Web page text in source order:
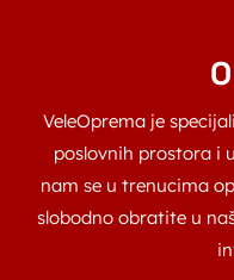
VeleOprema je
poslovnih prostora i
nam se u trenucima
slobodno obratite u